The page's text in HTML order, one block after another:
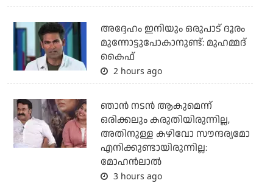
അദ്ദേഹം ഇനിയും ഒരുപാട് ദൂരം
മുന്നോട്ടുപോകാനുണ്ട്: മുഹമ്മദ്
കൈഫ്
2 hours ago
ഞാൻ നടൻ ആകുമെന്ന്
ഒരിക്കലും കരുതിയിരുന്നില്ല,
അതിനുള്ള കഴിവോ സൗന്ദര്യമോ
എനിക്കുണ്ടായിരുന്നില്ല:
മോഹൻലാൽ
3 hours ago